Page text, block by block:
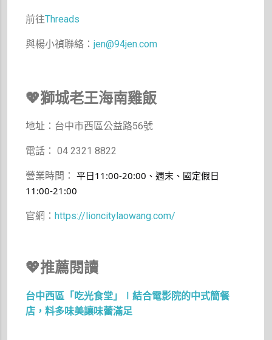
前往Threads
與楊小禎聯絡：jen@94jen.com
💖獅城老王海南雞飯
地址：台中市西區公益路56號
電話： 04 2321 8822
營業時間：平日11:00-20:00、週末、國定假日
11:00-21:00
官網：https://lioncitylaowang.com/
💖推薦閱讀
台中西區「吃光食堂」∣結合電影院的中式簡餐
店，料多味美讓味蕾滿足